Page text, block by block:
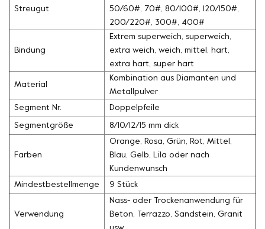
Streugut
50/60#, 70#, 80/100#, 120/150#,
200/220#, 300#, 400#
Bindung
Extrem superweich, superweich,
extra weich, weich, mittel, hart,
extra hart, super hart
Material
Kombination aus Diamanten und
Metallpulver
Segment Nr. Doppelpfeile
Segmentgröße 8/10/12/15 mm dick
Farben
Orange, Rosa, Grün, Rot, Mittel,
Blau, Gelb, Lila oder nach
Kundenwunsch
Mindestbestellmenge 9 Stück
Verwendung
Nass- oder Trockenanwendung für
Beton, Terrazzo, Sandstein, Granit